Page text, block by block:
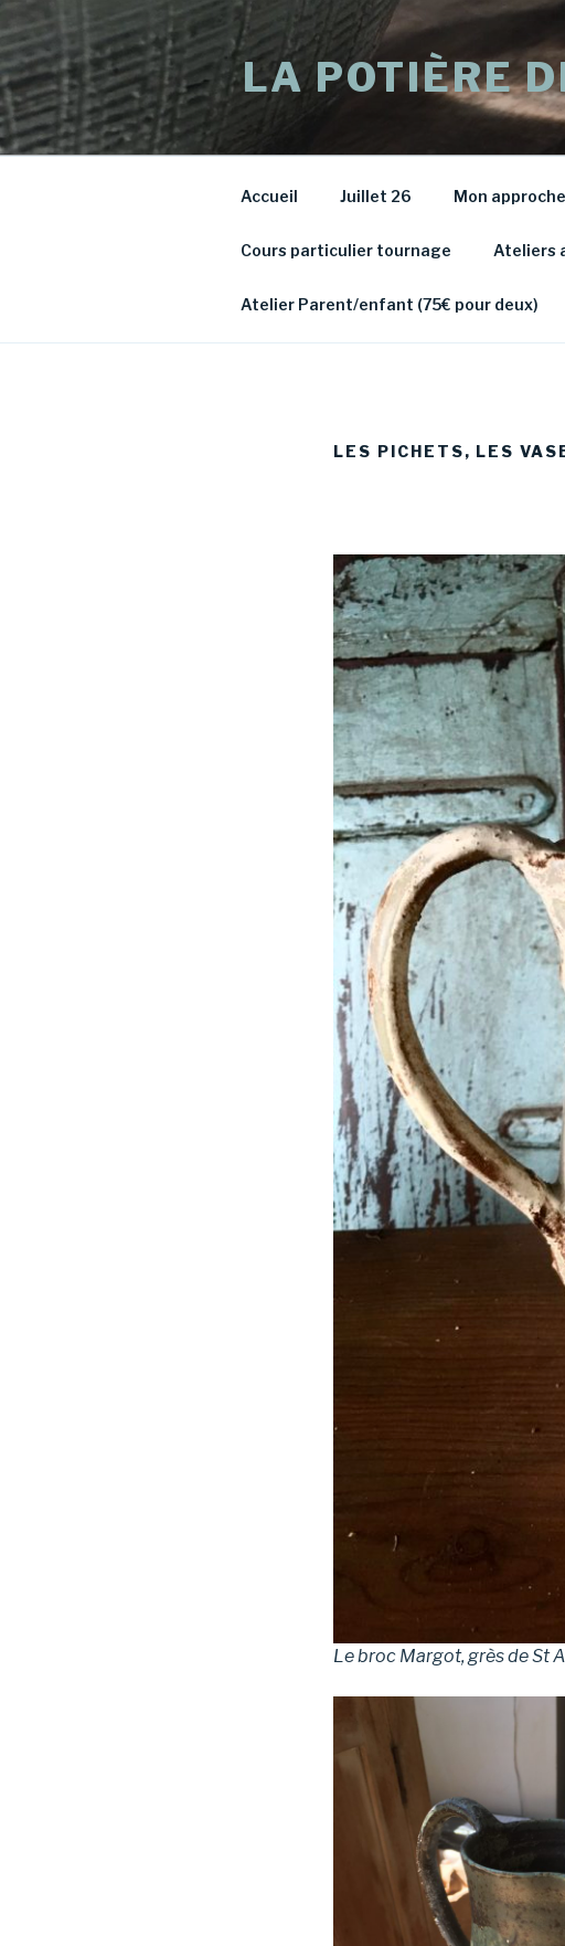
Aller
au
contenu
principal
LA POTIÈRE
Accueil Juillet 26 Mon approche
Cours particulier tournage Ateliers
Atelier Parent/enfant (75€ pour deux)
LES PICHETS, LES
Le broc Margot, grès de St